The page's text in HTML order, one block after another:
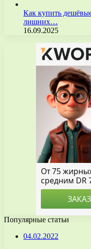
Как купить
лишних…
16.09.2025
Популярные статьи
04.02.2022